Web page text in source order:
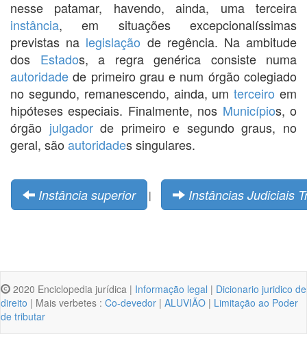
nesse patamar, havendo, ainda, uma terceira
instância, em situações excepcionalíssimas
previstas na legislação de regência. Na ambitude
dos Estados, a regra genérica consiste numa
autoridade de primeiro grau e num órgão colegiado
no segundo, remanescendo, ainda, umterceiro em
hipóteses especiais. Finalmente, nos Municípios, o
órgão julgadorde primeiro e segundo graus, no
geral, são autoridades singulares.
Instância superior | Instâncias Judiciais
2020 Enciclopedia jurídica | Informação legal | Dicionario juridico de
direito | Mais verbetes : Co-devedor | ALUVIÃO | Limitação ao Poder
de tributar